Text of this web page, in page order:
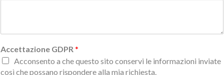
Accettazione GDPR *
Acconsento a che questo sito conservi le informazioni inviate
così che possano rispondere alla mia richiesta.